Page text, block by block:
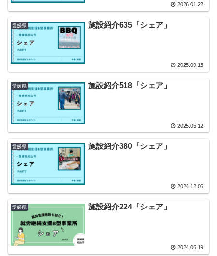
2026.01.22
愛媛県 施設紹介635「シェア」
2025.09.15
愛媛県 施設紹介518「シェア」
2025.05.12
愛媛県 施設紹介380「シェア」
2024.12.05
愛媛県 施設紹介224「シェア」
2024.06.19